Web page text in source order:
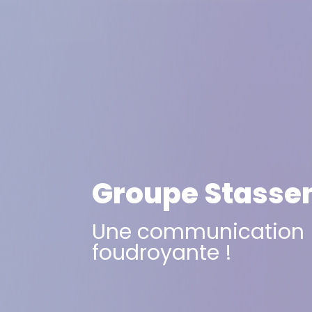
Groupe
Une communication
foudroyante !